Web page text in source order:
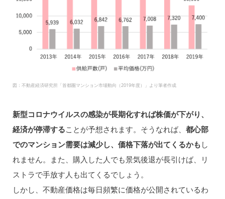
図：不動産経済研究所「首都圏マンション市場動向（2019年度）」より筆者作成
新型コロナウイルスの感染が長期化すれば株価が下がり、
経済が停滞することが予想されます。そうなれば、 都心部
でのマンション需要は減少し、価格下落が出てくるかも し
れません。また、購入した人でも景気後退が長引けば、リ
ストラで手放す人も出てくるでしょう。
しかし、不動産価格は毎日頻繁に価格が公開されているわ